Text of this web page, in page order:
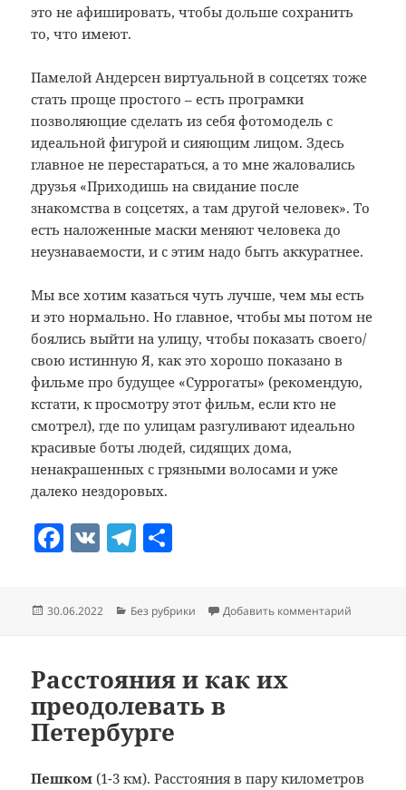
это не афишировать, чтобы дольше сохранить
то, что имеют.
Памелой Андерсен виртуальной в соцсетях тоже
стать проще простого – есть програмки
позволяющие сделать из себя фотомодель с
идеальной фигурой и сияющим лицом. Здесь
главное не перестараться, а то мне жаловались
друзья «Приходишь на свидание после
знакомства в соцсетях, а там другой человек». То
есть наложенные маски меняют человека до
неузнаваемости, и с этим надо быть аккуратнее.
Мы все хотим казаться чуть лучше, чем мы есть
и это нормально. Но главное, чтобы мы потом не
боялись выйти на улицу, чтобы показать своего/
свою истинную Я, как это хорошо показано в
фильме про будущее «Суррогаты» (рекомендую,
кстати, к просмотру этот фильм, если кто не
смотрел), где по улицам разгуливают идеально
красивые боты людей, сидящих дома,
ненакрашенных с грязными волосами и уже
далеко нездоровых.
F
e
o
o
k
V T
gr
m
р
в
и
т
ь
Опубликовано
30.06.2022 Рубрики
Без рубрики Добавить комментарий
Расстояния и как их
преодолевать в
Петербурге
Пешком (1-3 км). Расстояния в пару километров